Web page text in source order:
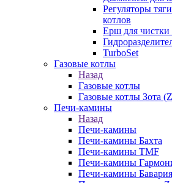
Регуляторы
котлов
Ерш для чистки
TurboSet
Газовые котлы
Назад
Газовые котлы
Газовые котлы Зота
Печи-камины
Назад
Печи-камины
Печи-камины Бахта
Печи-камины TMF
Печи-камины
Печи-камины Бавария